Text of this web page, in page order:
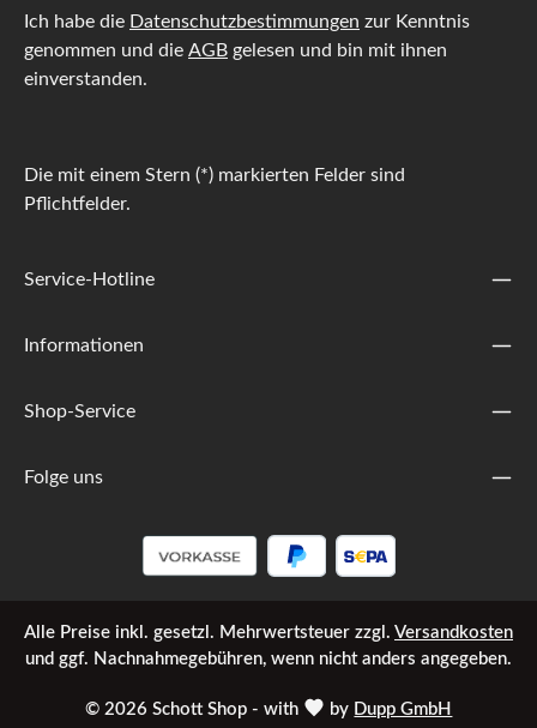
Ich habe die Datenschutzbestimmungen zur Kenntnis
genommen und die AGB gelesen und bin mit ihnen
einverstanden.
Die mit einem Stern (*) markierten Felder sind
Pflichtfelder.
Service-Hotline
Informationen
Shop-Service
Folge uns
Alle Preise inkl. gesetzl. Mehrwertsteuer zzgl. Versandkosten
und ggf. Nachnahmegebühren, wenn nicht anders angegeben.
© 2026 Schott Shop - with by Dupp GmbH